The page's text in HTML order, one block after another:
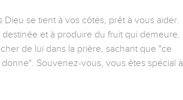
se tient à vos côtés, prêt à vous aider.
et à produire du fruit qui demeure.
de lui dans la prière, sachant que "ce
Souvenez-vous, vous êtes spécial à